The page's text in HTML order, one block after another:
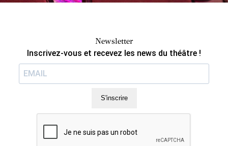
Newsletter
Inscrivez-vous et recevez les news du théâtre !
S'inscrire